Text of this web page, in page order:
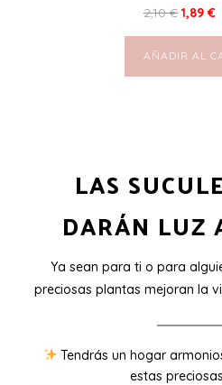
2,10€ 1,89 €
AÑADIR AL
LAS
DARÁN LUZ
Ya sean para ti o para
preciosas plantas mejoran la
Tendrás un hogar
estas